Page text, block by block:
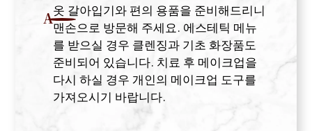
A옷 갈아입기와 편의 용품을 준비해드리니
맨손으로 방문해 주세요. 에스테틱 메뉴
를 받으실 경우 클렌징과 기초 화장품도
준비되어 있습니다. 치료 후 메이크업을
다시 하실 경우 개인의 메이크업 도구를
가져오시기 바랍니다.